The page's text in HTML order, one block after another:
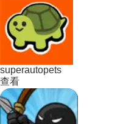
superautopets
查看